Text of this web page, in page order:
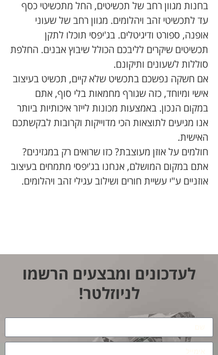
בחנות מגוון רחב של תכשיטים, החל מתכשיטי כסף
עד לתכשיטי זהב ויהלומים. מגוון רחב של שעוני
אופנה, ספורט ודיגיטלים. בג'יפסי תוכלו לתקן
תכשיטים שיקרים לליבכם הכולל שיבוץ אבנים. החלפת
סוללות לשעונים ותיקונם.
אם חשקה נפשכם בתכשיט שלא קיים, תכשיט בעיצוב
אישי ומיוחד, כזה שגורף מחמאות בלי סוף, אתם
במקום הנכון. באמצעות מכונות לייזר איכותיות ביותר
אנו מגיעים לתוצאות הכי מדוייקות וקרובות לבקשתכם
האישית.
חולמים על אוזן מעוצבת? כזו שרואים רק במגזינים?
אתם במקום המושלם, אנחנו בג'יפסי מתמחים בעיצוב
אוזניים ע"י עשיית חורים ושילוב עגילי זהב ויהלומים.
לעדכונים ומבצעים הרשמו
לניוזלטר!